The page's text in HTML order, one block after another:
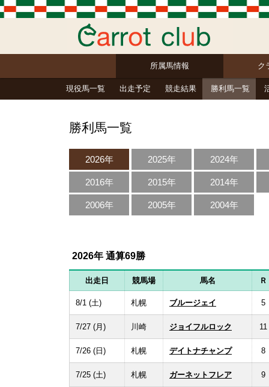
所属馬情報 ク
現役馬一覧 出走予定 競走結果 勝利馬一覧
勝利馬一覧
2026年 2025年 2024年
2016年 2015年 2014年
2006年 2005年 2004年
2026年 通算69勝
出走日 競馬場 馬名 Ｒ
8/1 (土) 札幌 ブルージェイ 5
7/27 (月) 川崎 ジョイフルロック 11
7/26 (日) 札幌 デイトナチャンプ 8
7/25 (土) 札幌 ガーネットフレア 9